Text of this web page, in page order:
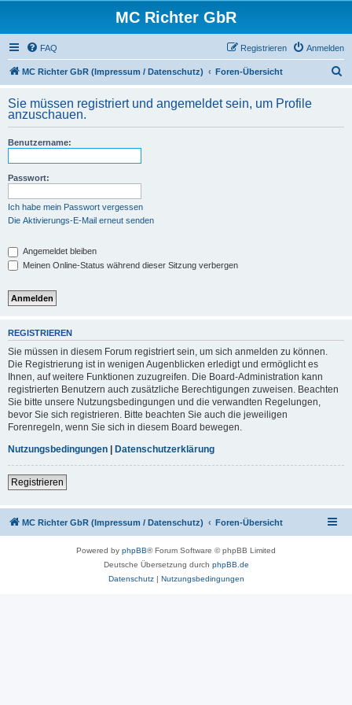
MC Richter GbR
FAQ Anmelden
Registrieren
MC Richter GbR (Impressum / Datenschutz) Foren-Übersicht
h
Sie müssen registriert und angemeldet sein, um Profile
anzuschauen.
Benutzername:
Passwort:
Ich habe mein Passwort vergessen
Die Aktivierungs-E-Mail erneut senden
Angemeldet bleiben
Meinen Online-Status während dieser Sitzung verbergen
REGISTRIEREN
Sie müssen in diesem Forum registriert sein, um sich anmelden zu können.
Die Registrierung ist in wenigen Augenblicken erledigt und ermöglicht es
Ihnen, auf weitere Funktionen zuzugreifen. Die Board-Administration kann
registrierten Benutzern auch zusätzliche Berechtigungen zuweisen. Beachten
Sie bitte unsere Nutzungsbedingungen und die verwandten Regelungen,
bevor Sie sich registrieren. Bitte beachten Sie auch die jeweiligen
Forenregeln, wenn Sie sich in diesem Board bewegen.
Nutzungsbedingungen | Datenschutzerklärung
Registrieren
MC Richter GbR (Impressum / Datenschutz) Foren-Übersicht
Powered by phpBB® Forum Software © phpBB Limited
Deutsche Übersetzung durch phpBB.de
Datenschutz| Nutzungsbedingungen